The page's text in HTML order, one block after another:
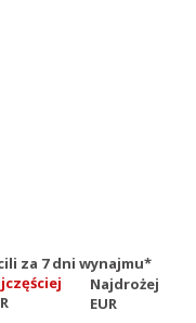
za 7 dni wynajmu*
Najdrożej
EUR